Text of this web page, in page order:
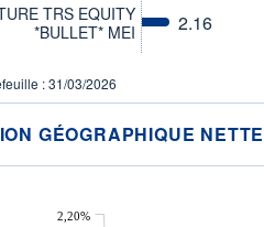
TRS EQUITY
*BULLET* MEI
2.16
: 31/03/2026
GÉOGRAPHIQUE NETTE
2,20%